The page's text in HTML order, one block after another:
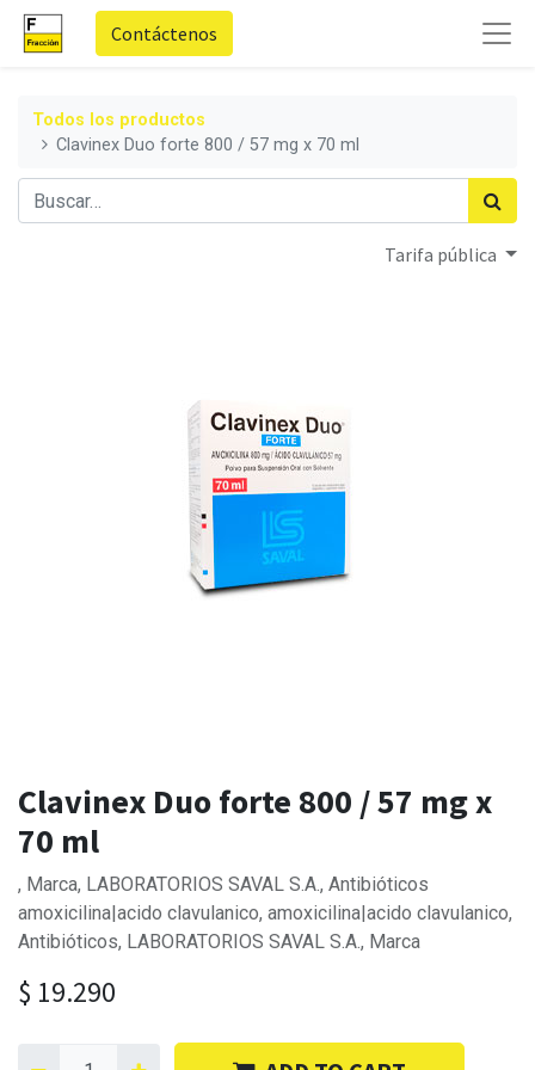
Contáctenos
Todos los productos
Clavinex Duo forte 800 / 57 mg x 70 ml
Tarifa pública
Clavinex Duo forte 800 / 57 mg x
70 ml
, Marca, LABORATORIOS SAVAL S.A., Antibióticos
amoxicilina|acido clavulanico, amoxicilina|acido clavulanico,
Antibióticos, LABORATORIOS SAVAL S.A., Marca
$ 19.290